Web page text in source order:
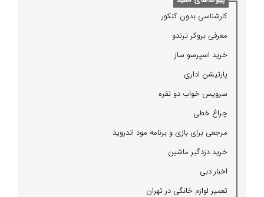
كارشناسی بدون كنكور
معرفی بروكر ترندو
خرید اسپرسو ساز
پارتیشن اداری
سرویس خواب دو نفره
چراغ خطی
مرجعی برای بازی و برنامه مود اندروید
خرید دزدگیر ماشین
اخبار دبی
تعمیر لوازم خانگی در تهران